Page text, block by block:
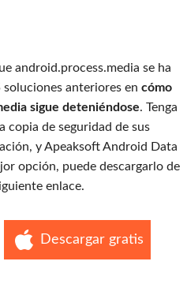
android.process.media se ha
anteriores en cómo
sigue deteniéndose. Tenga
copia de seguridad de sus
y Apeaksoft Android Data
opción, puede descargarlo de
enlace.
Descargar gratis